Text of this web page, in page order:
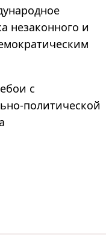
незаконного и
с
политической